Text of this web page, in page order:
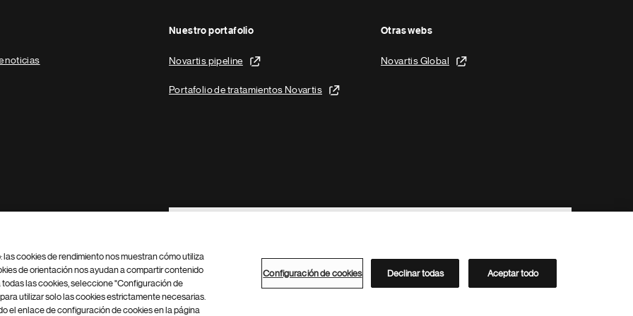
noticias
Nuestro portafolio
Novartis pipeline
Portafolio de tratamientos Novartis
Otras webs
Novartis Global
Footer Site Search
Configuración de cookies Mapa del sitio
Directorio de Novartis
cookies de rendimiento nos muestran cómo utiliza
de orientación nos ayudan a compartir contenido
las cookies, seleccione "Configuración de
utilizar solo las cookies estrictamente necesarias.
el enlace de configuración de cookies en la página
Configuración de cookies Declinar todas Aceptar todo